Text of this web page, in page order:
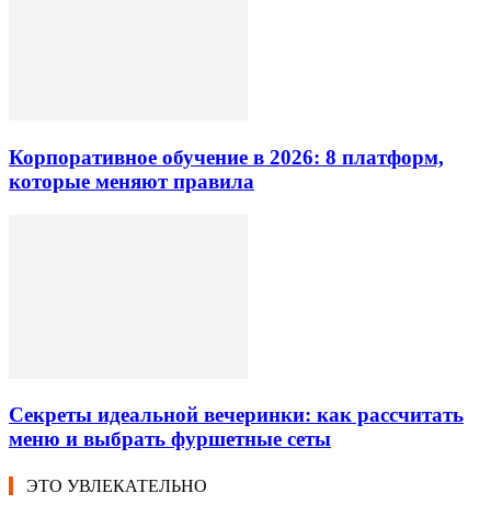
Корпоративное обучение в 2026: 8 платформ,
которые меняют правила
Секреты идеальной вечеринки: как рассчитать
меню и выбрать фуршетные сеты
ЭТО УВЛЕКАТЕЛЬНО